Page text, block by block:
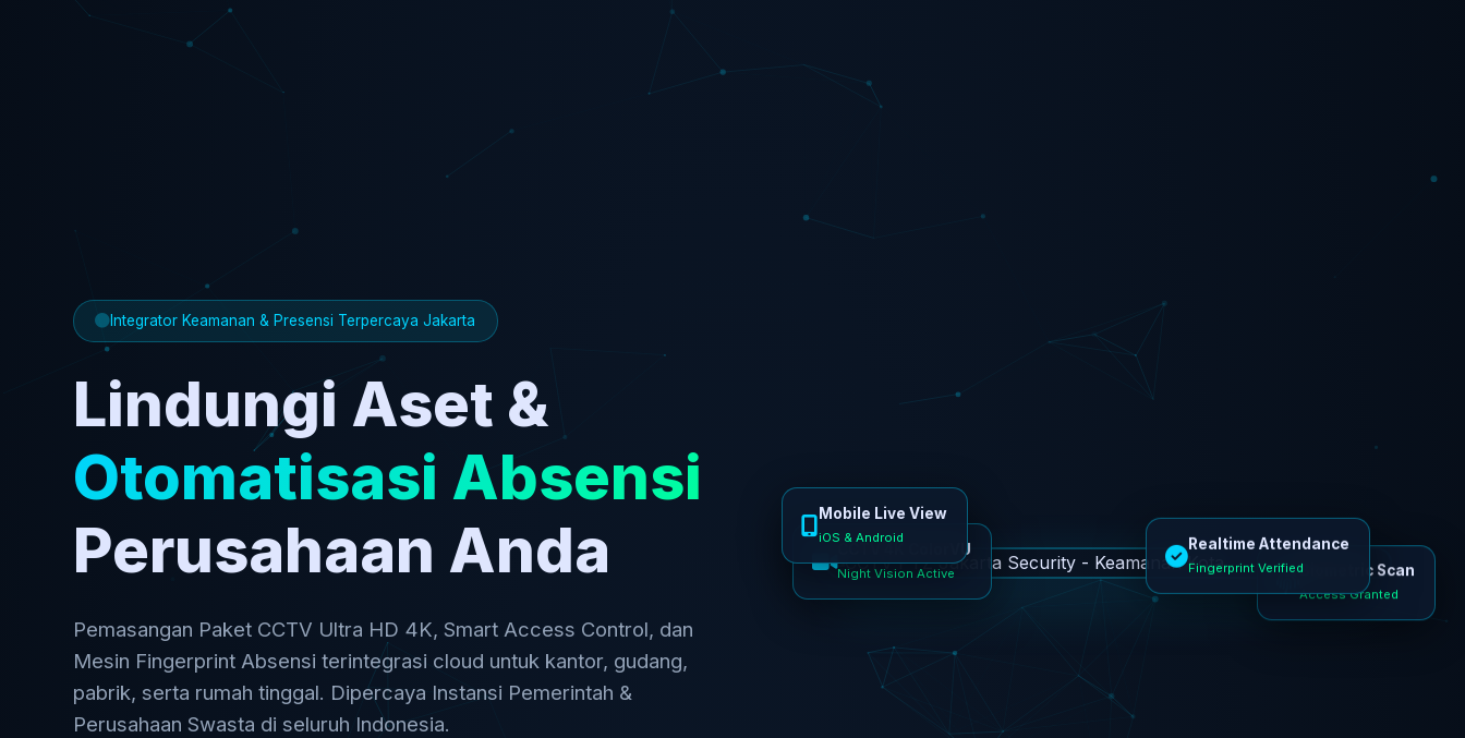
Integrator Keamanan & Presensi Terpercaya Jakarta
Lindungi Aset &
Otomatisasi Absensi
Perusahaan Anda
Pemasangan Paket CCTV Ultra HD 4K, Smart Access Control, dan
Mesin Fingerprint Absensi terintegrasi cloud untuk kantor, gudang,
pabrik, serta rumah tinggal. Dipercaya Instansi Pemerintah &
Perusahaan Swasta di seluruh Indonesia.
CCTV 4K ColorVU
Night Vision Active
Biometric Scan
Access Granted
Mobile Live View
iOS & Android
Realtime Attendance